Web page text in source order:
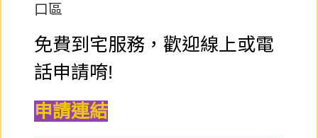
口區
免費到宅服務，歡迎線上或電
話申請唷!
申請連結